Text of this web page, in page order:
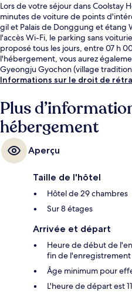
Lors de votre séjour dans Coolstay
minutes de voiture de points
gil et Palais de Donggung et étang
l'accès Wi-Fi, le parking sans
proposé tous les jours, entre 07 h
l'hébergement, vous aurez
Gyeongju Gyochon (village
Informations sur le droit de
Plus
hébergement
Aperçu
Taille de l'hôtel
Hôtel de 29 chambres
Sur 8 étages
Arrivée et départ
Heure de début de
fin de l'enregistrement
Âge minimum pour
L'heure de départ est